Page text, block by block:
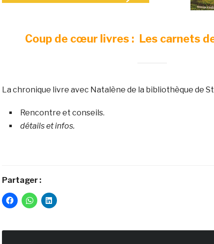
Coup de cœur livres : Les carnets
La chronique livre avec Natalène de la bibliothèque de
Rencontre et conseils.
détails et infos.
Partager :